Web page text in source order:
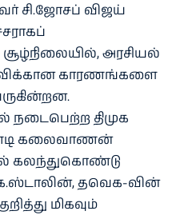
சி.ஜோசப் விஜய்
அரசியல்
காரணங்களை
நடைபெற்ற திமுக
கலைவாணன்
கலந்துகொண்டு
தவெக-வின்
மிகவும்